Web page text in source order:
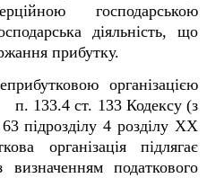
господарською
діяльність, що
прибутку.
організацією
133.4 ст. 133 Кодексу (з
підрозділу 4 розділу ХХ
організація підлягає
податкового